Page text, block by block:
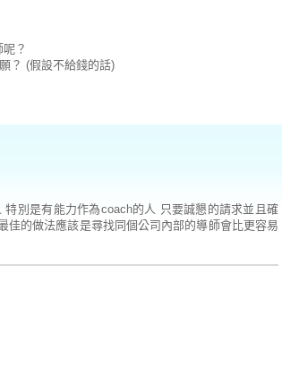
？
？ (假設不給錢的話)
別是有能力作為coach的人 只要誠懇的請求並且確
佳的做法應該是尋找同個公司內部的導師會比更容易